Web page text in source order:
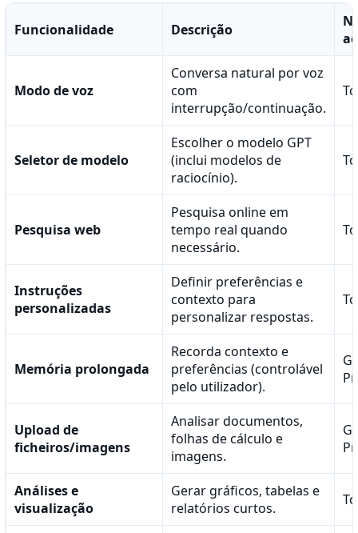
Funcionalidade Descrição
Modo de voz
Conversa natural por voz
com
interrupção/continuação.
Seletor de modelo
Escolher o modelo GPT
(inclui modelos de
raciocínio).
Pesquisa web
Pesquisa online em
tempo real quando
necessário.
Instruções
personalizadas
Definir preferências e
contexto para
personalizar respostas.
Memória prolongada
Recorda contexto e
preferências (controlável
pelo utilizador).
Upload de
ficheiros/imagens
Analisar documentos,
folhas de cálculo e
imagens.
Análises e
visualização
Gerar gráficos, tabelas e
relatórios curtos.